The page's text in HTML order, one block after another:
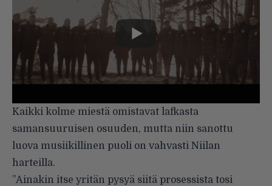
Kaikki kolme miestä omistavat lafkasta
samansuuruisen osuuden, mutta niin sanottu
luova musiikillinen puoli on vahvasti Niilan
harteilla.
”Ainakin itse yritän pysyä siitä prosessista tosi